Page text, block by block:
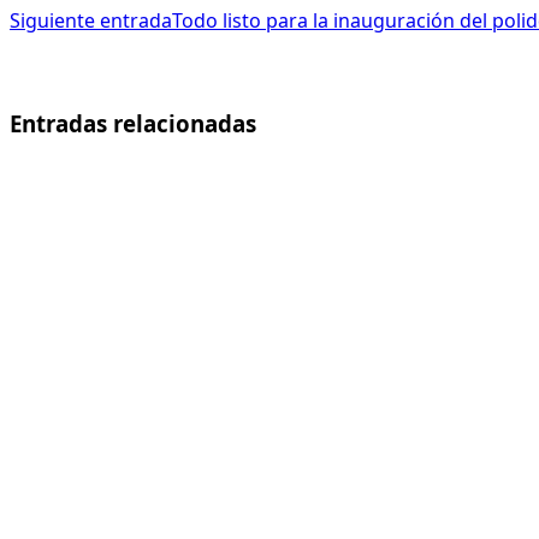
Siguiente entradaTodo listo para la inauguración del
Entradas relacionadas